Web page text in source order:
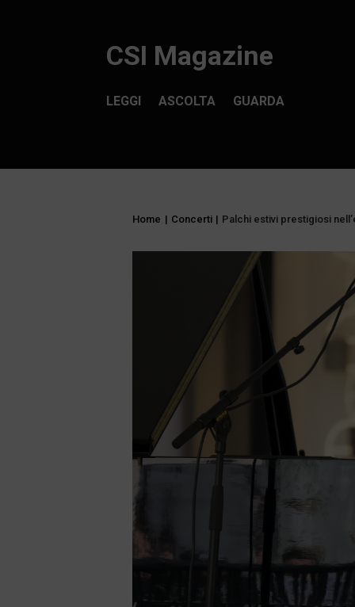
CSI Magazine
ASCOLTA GUARDA
LEGGI
Home | Concerti | Palchi estivi prestigiosi